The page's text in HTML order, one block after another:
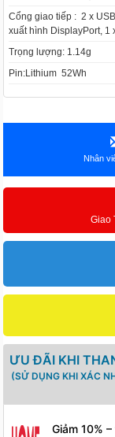
Cổng giao tiếp : 2 x
xuất hình DisplayPort, 1
Trọng lượng: 1.14g
Pin:Lithium 52Wh
Nhân
Giao
ƯU ĐÃI KHI
(SỬ DỤNG KHI XÁC
Giảm 10%